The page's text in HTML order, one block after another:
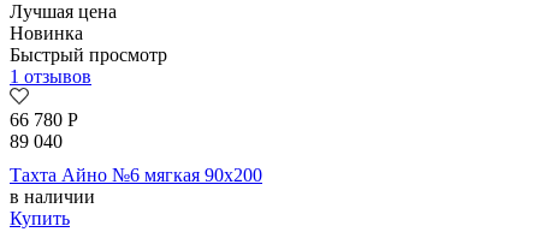
Лучшая цена
Новинка
Быстрый просмотр
1 отзывов
66 780 Р
89 040
Тахта Айно №6 мягкая 90х200
в наличии
Купить